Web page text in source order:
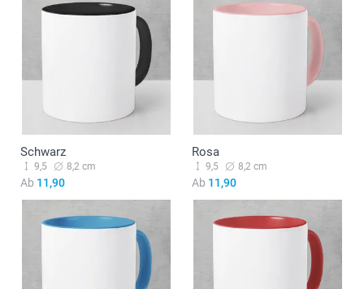
Schwarz
9,5 8,2 cm
Ab 11,90
Rosa
9,5 8,2 cm
Ab 11,90